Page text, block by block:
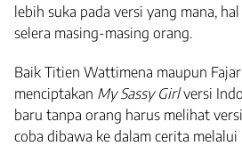
lebih suka pada versi yang mana,
selera masing-masing orang.
Baik Titien Wattimena maupun
menciptakan My Sassy Girlversi
baru tanpa orang harus melihat
coba dibawa ke dalam cerita